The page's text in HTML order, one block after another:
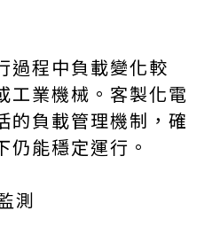
過程中負載變化較
工業機械。客製化電
的負載管理機制，確
仍能穩定運行。
測